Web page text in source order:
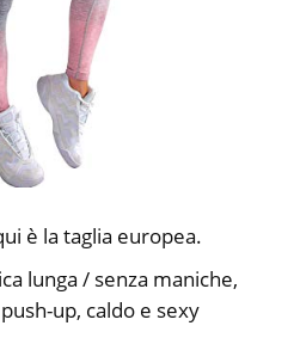
è la taglia europea.
lunga / senza maniche,
up, caldo e sexy